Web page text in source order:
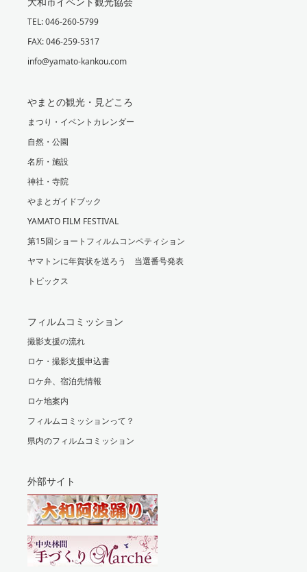
TEL: 046-260-5799
FAX: 046-259-5317
info@yamato-kankou.com
やまとの観光・見どころ
まつり・イベントカレンダー
自然・公園
名所・施設
神社・寺院
やまとガイドブック
YAMATO FILM FESTIVAL
第15回ショートフィルムコンペティション
ヤマトンに年賀状を送ろう 当選番号発表
トピックス
フィルムコミッション
撮影支援の流れ
ロケ・撮影支援申込書
ロケ弁、宿泊先情報
ロケ地案内
フィルムコミッションって？
県内のフィルムコミッション
外部サイト